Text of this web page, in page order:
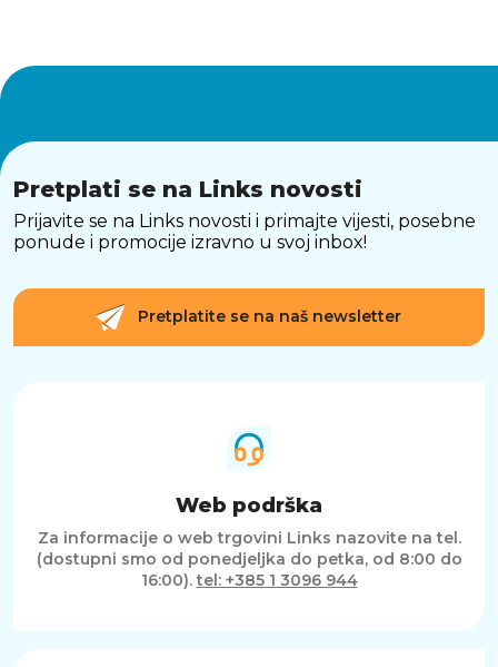
Pretplati se na Links novosti
Prijavite se na Links novosti i primajte vijesti, posebne
ponude i promocije izravno u svoj inbox!
Pretplatite se na naš newsletter
Web podrška
Za informacije o web trgovini Links nazovite na tel.
(dostupni smo od ponedjeljka do petka, od 8:00 do
16:00).tel: +385 1 3096 944